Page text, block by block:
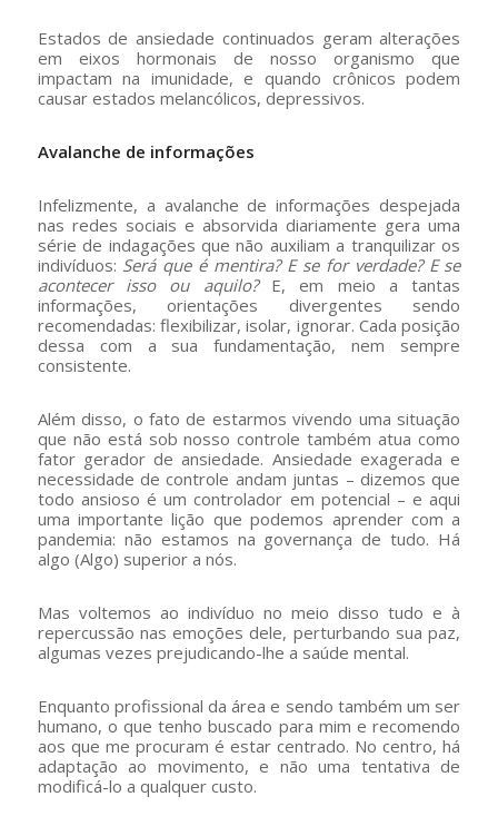
Estados de ansiedade continuados geram alterações
em eixos hormonais de nosso organismo que
impactam na imunidade, e quando crônicos podem
causar estados melancólicos, depressivos.
Avalanche de informações
Infelizmente, a avalanche de informações despejada
nas redes sociais e absorvida diariamente gera uma
série de indagações que não auxiliam a tranquilizar os
indivíduos: Será que é mentira? E se for verdade? E se
acontecer isso ou aquilo? E, em meio a tantas
informações, orientações divergentes sendo
recomendadas: flexibilizar, isolar, ignorar. Cada posição
dessa com a sua fundamentação, nem sempre
consistente.
Além disso, o fato de estarmos vivendo uma situação
que não está sob nosso controle também atua como
fator gerador de ansiedade. Ansiedade exagerada e
necessidade de controle andam juntas – dizemos que
todo ansioso é um controlador em potencial – e aqui
uma importante lição que podemos aprender com a
pandemia: não estamos na governança de tudo. Há
algo (Algo) superior a nós.
Mas voltemos ao indivíduo no meio disso tudo e à
repercussão nas emoções dele, perturbando sua paz,
algumas vezes prejudicando-lhe a saúde mental.
Enquanto profissional da área e sendo também um ser
humano, o que tenho buscado para mim e recomendo
aos que me procuram é estar centrado. No centro, há
adaptação ao movimento, e não uma tentativa de
modificá-lo a qualquer custo.